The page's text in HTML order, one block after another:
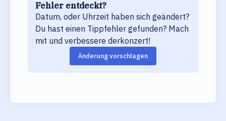
Fehler entdeckt?
Datum, oder Uhrzeit haben sich geändert?
Du hast einen Tippfehler gefunden? Mach
mit und verbessere derkonzert!
Änderung vorschlagen